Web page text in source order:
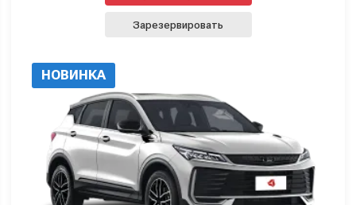
Зарезервировать
НОВИНКА